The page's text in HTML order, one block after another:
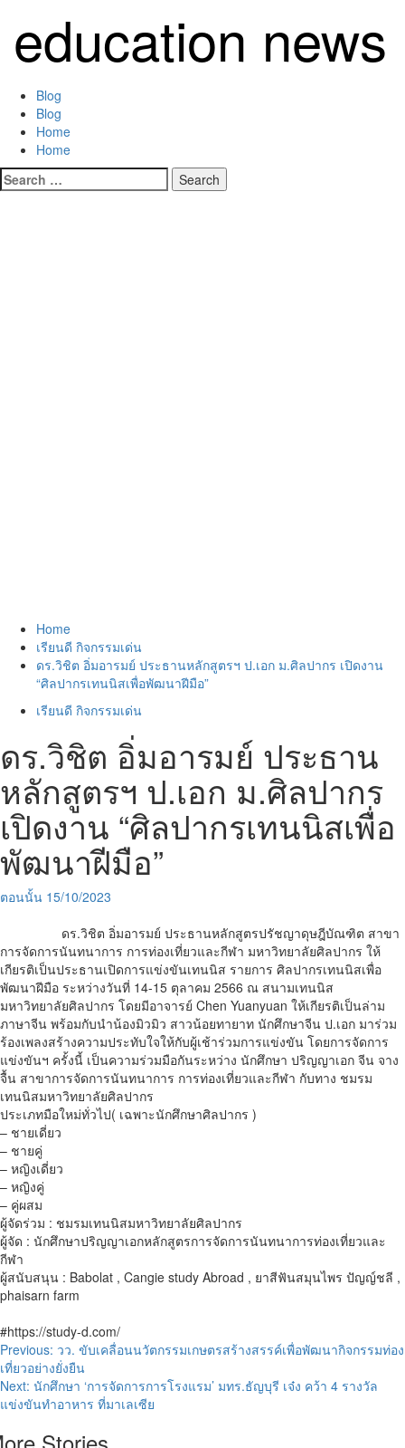
content
education news
Primary
Menu
Blog
Blog
Home
Home
Search
for:
Home
เรียนดี กิจกรรมเด่น
ดร.วิชิต อิ่มอารมย์ ประธานหลักสูตรฯ ป.เอก ม.ศิลปากร เปิดงาน
“ศิลปากรเทนนิสเพื่อพัฒนาฝีมือ”
เรียนดี กิจกรรมเด่น
ดร.วิชิต อิ่มอารมย์ ประธาน
หลักสูตรฯ ป.เอก ม.ศิลปากร
เปิดงาน “ศิลปากรเทนนิสเพื่อ
พัฒนาฝีมือ”
ตอนนั้น 15/10/2023
ดร.วิชิต อิ่มอารมย์ ประธานหลักสูตรปรัชญาดุษฎีบัณฑิต สาขา
การจัดการนันทนาการ การท่องเที่ยวและกีฬา มหาวิทยาลัยศิลปากร ให้
เกียรติเป็นประธานเปิดการแข่งขันเทนนิส รายการ ศิลปากรเทนนิสเพื่อ
พัฒนาฝีมือ ระหว่างวันที่ 14-15 ตุลาคม 2566 ณ สนามเทนนิส
มหาวิทยาลัยศิลปากร โดยมีอาจารย์ Chen Yuanyuan ให้เกียรติเป็นล่าม
ภาษาจีน พร้อมกับนำน้องมิวมิว สาวน้อยทายาท นักศึกษาจีน ป.เอก มาร่วม
ร้องเพลงสร้างความประทับใจให้กับผู้เช้าร่วมการแข่งขัน โดยการจัดการ
แข่งขันฯ ครั้งนี้ เป็นความร่วมมือกันระหว่าง นักศึกษา ปริญญาเอก จีน จาง
จื้น สาขาการจัดการนันทนาการ การท่องเที่ยวและกีฬา กับทาง ชมรม
เทนนิสมหาวิทยาลัยศิลปากร
ประเภทมือใหม่ทั่วไป( เฉพาะนักศึกษาศิลปากร )
– ชายเดี่ยว
– ชายคู่
– หญิงเดี่ยว
– หญิงคู่
– คู่ผสม
ผู้จัดร่วม : ชมรมเทนนิสมหาวิทยาลัยศิลปากร
ผู้จัด : นักศึกษาปริญญาเอกหลักสูตรการจัดการนันทนาการท่องเที่ยวและ
กีฬา
ผู้สนับสนุน : Babolat , Cangie study Abroad , ยาสีฟันสมุนไพร ปัญญ์ชลี ,
phaisarn farm
#https://study-d.com/
Post
navigation
Previous: วว. ขับเคลื่อนนวัตกรรมเกษตรสร้างสรรค์เพื่อพัฒนากิจกรรมท่อง
เที่ยวอย่างยั่งยืน
Next: นักศึกษา ‘การจัดการการโรงแรม’ มทร.ธัญบุรี เจ๋ง คว้า 4 รางวัล
แข่งขันทำอาหาร ที่มาเลเซีย